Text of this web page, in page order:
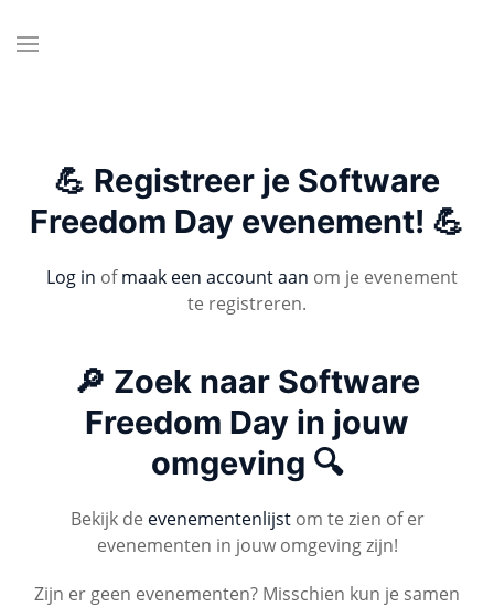
💪 Registreer je Software
Freedom Day evenement! 💪
Log in ofmaak een account aan om je evenement
te registreren.
🔎 Zoek naar Software
Freedom Day in jouw
omgeving 🔍
Bekijk de evenementenlijstom te zien of er
evenementen in jouw omgeving zijn!
Zijn er geen evenementen? Misschien kun je samen